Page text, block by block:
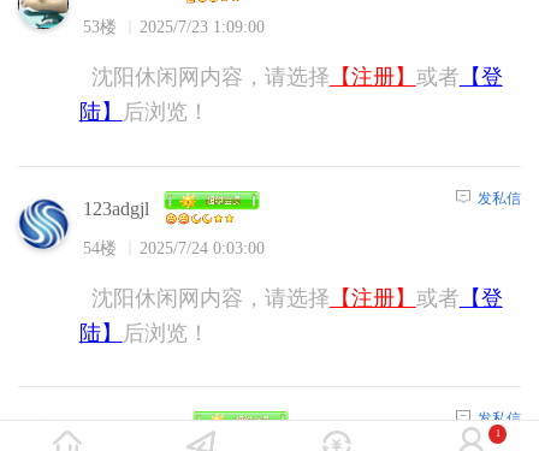
53楼 2025/7/23 1:09:00
沈阳休闲网内容，请选择 【注册】 或者 【登
陆】
后浏览！
123adgjl
54楼 2025/7/24 0:03:00
发私信
沈阳休闲网内容，请选择 【注册】 或者 【登
陆】
后浏览！
发私信
1